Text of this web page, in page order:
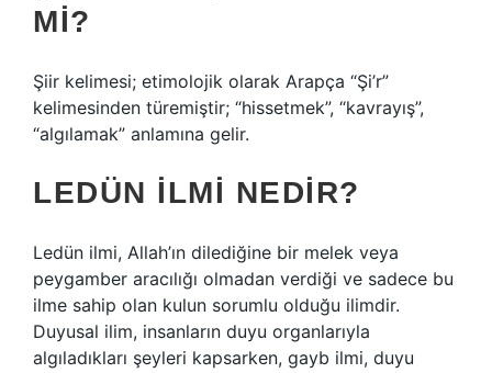
MI?
Şiir kelimesi; etimolojik olarak Arapça “Şi’r”
kelimesinden türemiştir; “hissetmek”, “kavrayış”,
“algılamak” anlamına gelir.
LEDÜN ILMI NEDIR?
Ledün ilmi, Allah’ın dilediğine bir melek veya
peygamber aracılığı olmadan verdiği ve sadece bu
ilme sahip olan kulun sorumlu olduğu ilimdir.
Duyusal ilim, insanların duyu organlarıyla
algıladıkları şeyleri kapsarken, gayb ilmi, duyu